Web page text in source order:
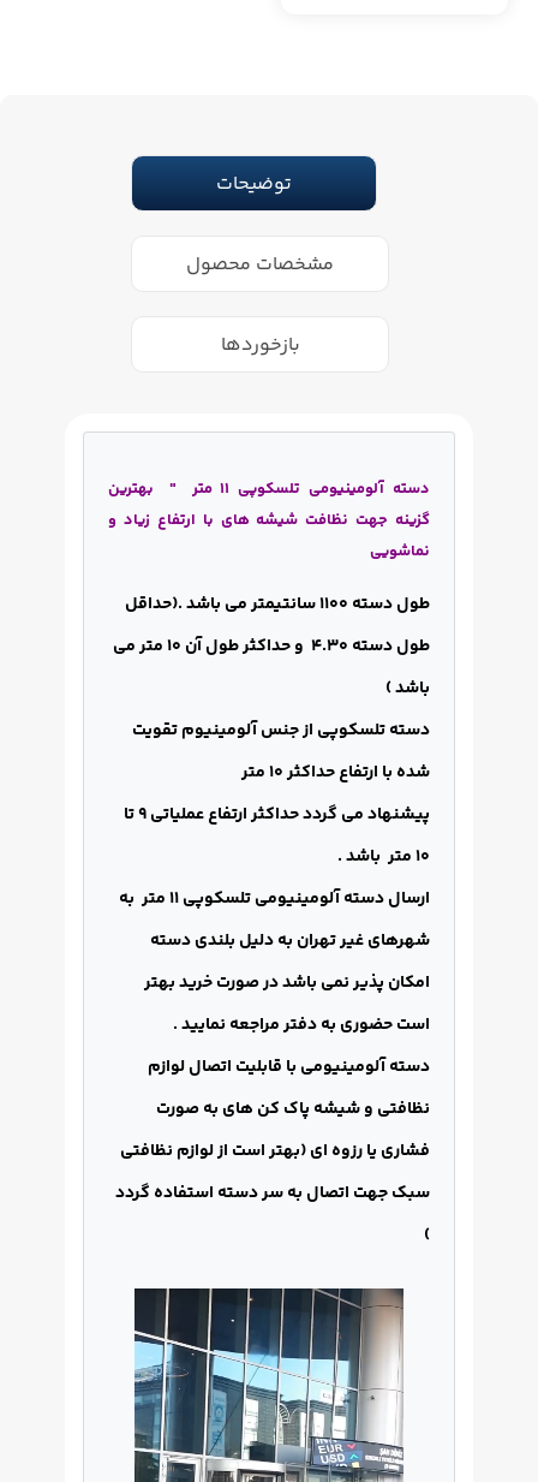
توضیحات
مشخصات محصول
بازخوردها
دسته آلومینیومی تلسکوپی 11 متر " بهترین
گزینه جهت نظافت شیشه های با ارتفاع زیاد و
نماشویی
طول دسته 1100 سانتیمتر می باشد .(حداقل
طول دسته 4.30 و حداکثر طول آن 10 متر می
باشد )
دسته تلسکوپی از جنس آلومینیوم تقویت
شده با ارتفاع حداکثر 10 متر
پیشنهاد می گردد حداکثر ارتفاع عملیاتی 9 تا
10 متر باشد .
ارسال دسته آلومینیومی تلسکوپی 11 متر به
شهرهای غیر تهران به دلیل بلندی دسته
امکان پذیر نمی باشد در صورت خرید بهتر
است حضوری به دفتر مراجعه نمایید .
دسته آلومینیومی با قابلیت اتصال لوازم
نظافتی و شیشه پاک کن های به صورت
فشاری یا رزوه ای (بهتر است از لوازم نظافتی
سبک جهت اتصال به سر دسته استفاده گردد
)